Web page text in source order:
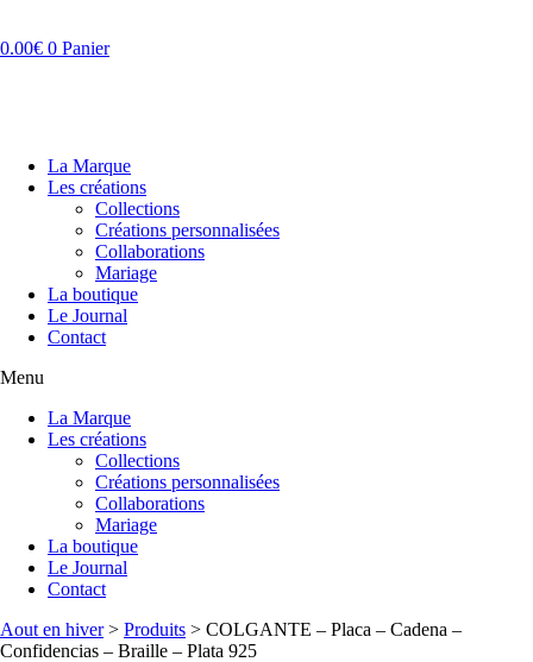
contenu
0.00€ 0 Panier
La Marque
Les créations
Collections
Créations personnalisées
Collaborations
Mariage
La boutique
Le Journal
Contact
Menu
La Marque
Les créations
Collections
Créations personnalisées
Collaborations
Mariage
La boutique
Le Journal
Contact
Aout en hiver> Produits > COLGANTE – Placa – Cadena –
Confidencias – Braille – Plata 925